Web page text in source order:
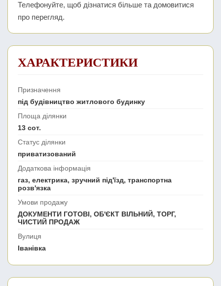
Телефонуйте, щоб дізнатися більше та домовитися
про перегляд.
ХАРАКТЕРИСТИКИ
Призначення
під будівництво житлового будинку
Площа ділянки
13 сот.
Статус ділянки
приватизований
Додаткова інформація
газ, електрика, зручний під'їзд, транспортна
розв'язка
Умови продажу
ДОКУМЕНТИ ГОТОВІ, ОБ'ЄКТ ВІЛЬНИЙ, ТОРГ,
ЧИСТИЙ ПРОДАЖ
Вулиця
Іванівка